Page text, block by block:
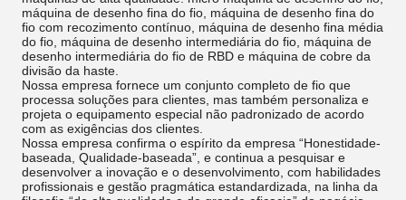
máquina de desenho fina do fio, máquina de desenho fina do
fio com recozimento contínuo, máquina de desenho fina média
do fio, máquina de desenho intermediária do fio, máquina de
desenho intermediária do fio de RBD e máquina de cobre da
divisão da haste.
Nossa empresa fornece um conjunto completo de fio que
processa soluções para clientes, mas também personaliza e
projeta o equipamento especial não padronizado de acordo
com as exigências dos clientes.
Nossa empresa confirma o espírito da empresa “Honestidade-
baseada, Qualidade-baseada”, e continua a pesquisar e
desenvolver a inovação e o desenvolvimento, com habilidades
profissionais e gestão pragmática estandardizada, na linha da